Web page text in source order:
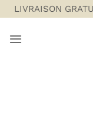
Passer
au
contenu
LIVRAISON